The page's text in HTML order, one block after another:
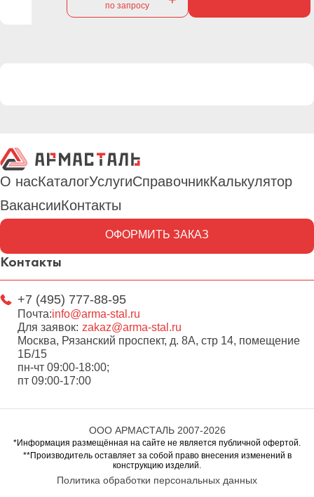
по запросу
О насКаталогУслугиСправочникКалькулятор
ВакансииКонтакты
ОФОРМИТЬ ЗАКАЗ
Контакты
+7 (495) 777-88-95
Почта:info@arma-stal.ru
Для заявок: zakaz@arma-stal.ru
Москва, Рязанский проспект, д. 8А, стр 14, помещение
1Б/15
пн-чт 09:00-18:00;
пт 09:00-17:00
ООО АРМАСТАЛЬ 2007-2026
*Информация размещённая на сайте не является публичной офертой.
**Производитель оставляет за собой право внесения изменений в
конструкцию изделий.
Политика обработки персональных данных